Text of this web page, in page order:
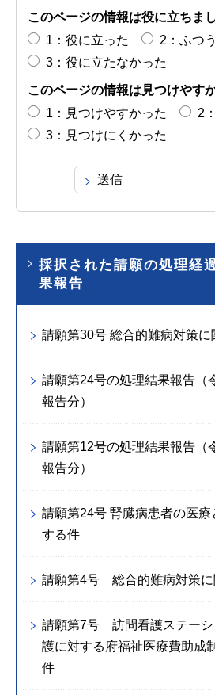
このページの情報は役に立ちま
1：役に立った
2：ふつう
3：役に立たなかった
このページの情報は見つけやす
1：見つけやすかった
2
3：見つけにくかった
採択された請願の処理経
果報告
請願第30号 総合的難病対策に
請願第24号の処理結果報告（
報告分）
請願第12号の処理結果報告（
報告分）
請願第24号 腎臓病患者の医療
する件
請願第4号 総合的難病対策に
請願第7号 訪問看護ステーシ
護に対する府福祉医療費助成
件